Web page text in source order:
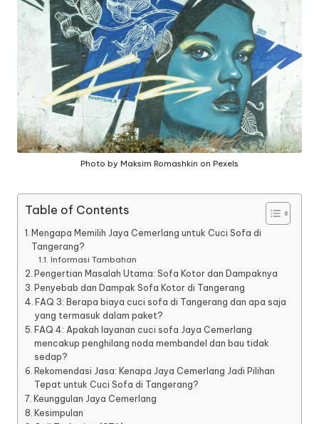
a
n
g
Photo by Maksim Romashkin on Pexels
Table of Contents
Mengapa Memilih Jaya Cemerlang untuk Cuci Sofa di
Tangerang?
Informasi Tambahan
Pengertian Masalah Utama: Sofa Kotor dan Dampaknya
Penyebab dan Dampak Sofa Kotor di Tangerang
FAQ 3: Berapa biaya cuci sofa di Tangerang dan apa saja
yang termasuk dalam paket?
FAQ 4: Apakah layanan cuci sofa Jaya Cemerlang
mencakup penghilang noda membandel dan bau tidak
sedap?
Rekomendasi Jasa: Kenapa Jaya Cemerlang Jadi Pilihan
Tepat untuk Cuci Sofa di Tangerang?
Keunggulan Jaya Cemerlang
Kesimpulan